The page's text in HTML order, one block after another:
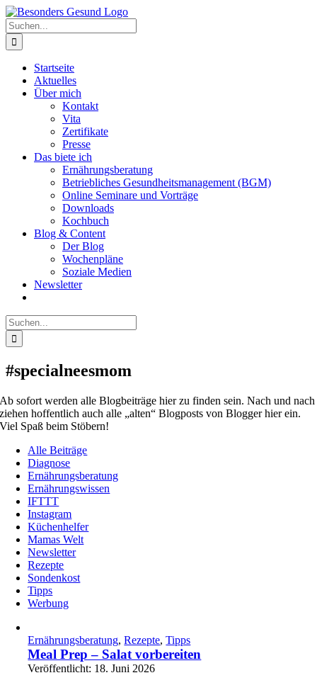
Zum
Inhalt
springen
Suche
nach:
Startseite
Aktuelles
Über mich
Kontakt
Vita
Zertifikate
Presse
Das biete ich
Ernährungsberatung
Betriebliches Gesundheitsmanagement (BGM)
Online Seminare und Vorträge
Downloads
Kochbuch
Blog & Content
Der Blog
Wochenpläne
Soziale Medien
Newsletter
Suche
nach:
#specialneesmom
Ab sofort werden alle Blogbeiträge hier zu finden sein. Nach und nach
ziehen hoffentlich auch alle „alten“ Blogposts von Blogger hier ein.
Viel Spaß beim Stöbern!
Alle Beiträge
Diagnose
Ernährungsberatung
Ernährungswissen
IFTTT
Instagram
Küchenhelfer
Mamas Welt
Newsletter
Rezepte
Sondenkost
Tipps
Werbung
Ernährungsberatung,Rezepte,Tipps
Meal Prep – Salat vorbereiten
Veröffentlicht: 18. Juni 2026